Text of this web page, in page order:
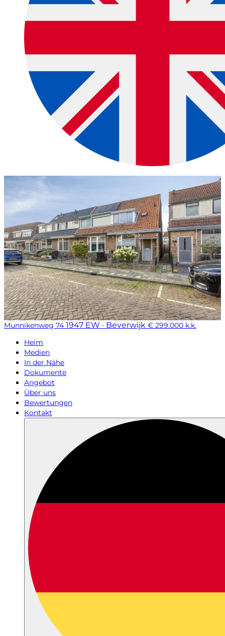
Munnikenweg 74 1947 EW · Beverwijk € 299.000 k.k.
Heim
Medien
In der Nähe
Dokumente
Angebot
Über uns
Bewertungen
Kontakt